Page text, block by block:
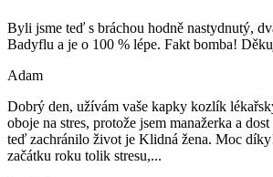
Byli jsme teď s bráchou hodně nastydnutý,
Badyflu a je o 100 % lépe. Fakt bomba!
Adam
Dobrý den, užívám vaše kapky kozlík
oboje na stres, protože jsem manažerka a
teď zachránilo život je Klidná žena. Moc
začátku roku tolik stresu,...